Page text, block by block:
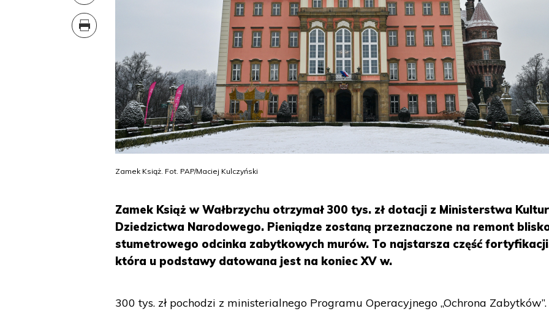
Zamek Książ. Fot. PAP/Maciej Kulczyński
Zamek Książ w Wałbrzychu otrzymał 300 tys. zł dotacji z Ministerstwa
Dziedzictwa Narodowego. Pieniądze zostaną przeznaczone na remont
stumetrowego odcinka zabytkowych murów. To najstarsza część
która u podstawy datowana jest na koniec XV w.
300 tys. zł pochodzi z ministerialnego Programu Operacyjnego „Ochrona Zabytków”.